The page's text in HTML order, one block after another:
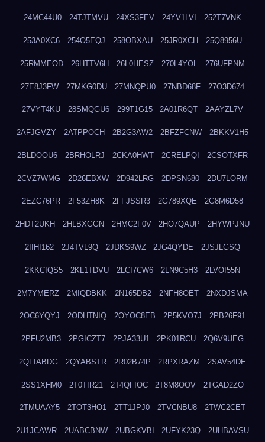
24MC44U0 24TJTMVU 24XS3FEV 24YV1LVI 252T7VNK
253A0XC6 254O5EQJ 258OBXAU 25JR0XCH 25Q8956U
25RMMEOD 26HTTV6H 26L0HESZ 270L4YOL 276UFPNM
27E8J3FW 27MKG0DU 27MNQPU0 27NBD68F 27O3D674
27VYT4KU 28SMQGU6 299T1G15 2A01R6QT 2AAYZL7V
2AFJGVZY 2ATPPOCH 2B2G3AW2 2BFZFCNW 2BKKV1H5
2BLDOOU6 2BRHOLRJ 2CKA0HWT 2CRELPQI 2CSOTXFR
2CVZ7WMG 2D26EBXW 2D942LRG 2DPSN680 2DU7LORM
2EZC76PR 2F53ZH8K 2FFJSSR3 2G789XQE 2G8M6D58
2HDT2UKH 2HLBXGGN 2HMC2F0V 2HO7QAUP 2HYWPJNU
2IIHI162 2J4TVL9Q 2JDKS9WZ 2JG4QYDE 2JSJLGSQ
2KKCIQS5 2KL1TDVU 2LCI7CW6 2LN9C5H3 2LVOI55N
2M7YMERZ 2MIQDBKK 2N165DB2 2NFH8OET 2NXDJSMA
2OC6YQYJ 2ODHTNIQ 2OYOC8EB 2P5KVO7J 2PB26F91
2PFU2MB3 2PGICZT7 2PJA33U1 2PK01RCU 2Q6V9UEG
2QFIABDG 2QYABSTR 2R02B74P 2RPXRAZM 2SAV54DE
2SS1XHM0 2T0TIR21 2T4QFIOC 2T8M8OOV 2TGAD2ZO
2TMUAAY5 2TOT3HO1 2TT1JPJ0 2TVCNBU8 2TWC2CET
2U1JCAWR 2UABCBNW 2UBGKVBI 2UFYK23Q 2UHBAVSU